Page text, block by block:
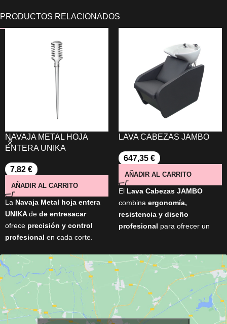
NAVAJA METAL HOJA
ENTERA UNIKA
7,82 €
AÑADIR AL CARRITO
La Navaja Metal hoja entera
UNIKAde de entresacar
ofrece precisión y control
profesional en cada corte.
cuenta con
filo de 33 mm, es
ergonómica, resistentey
viene
lista para usar con
cuchilla incluida
. Ideal para
barberos y peluqueros
LAVA CABEZAS JAMBO
647,35 €
AÑADIR AL CARRITO
El Lava Cabezas JAMBO
combina ergonomía,
resistencia y diseño
profesional para ofrecer un
porcelana profunda basculante
y encimera de aluminio,
garantizando confort para el
cliente y facilidad de trabajo
para el profesional. Fabricado
en España y personalizable con